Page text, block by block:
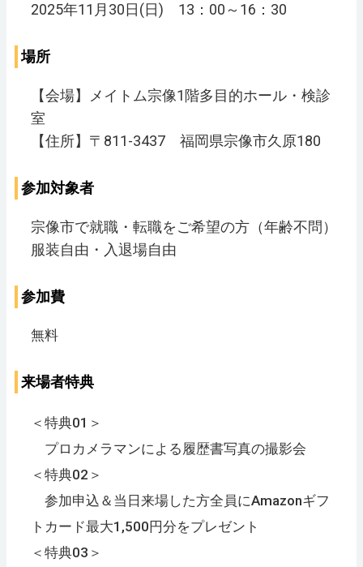
2025年11月30日(日) 13：00～16：30
場所
【会場】メイトム宗像1階多目的ホール・検診
室
【住所】〒811-3437 福岡県宗像市久原180
参加対象者
宗像市で就職・転職をご希望の方（年齢不問）
服装自由・入退場自由
参加費
無料
来場者特典
＜特典01＞
プロカメラマンによる履歴書写真の撮影会
＜特典02＞
参加申込＆当日来場した方全員にAmazonギフ
トカード最大1,500円分をプレゼント
＜特典03＞